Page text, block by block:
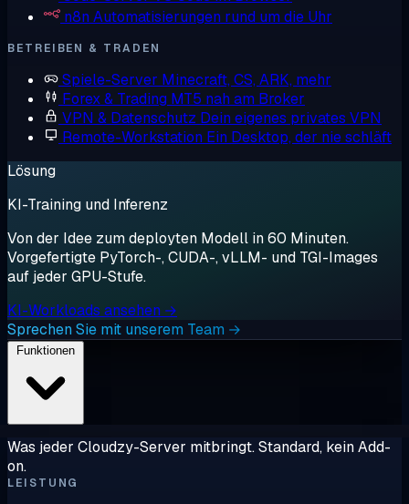
n8n Automatisierungen rund um die Uhr
BETREIBEN & TRADEN
Spiele-Server Minecraft, CS, ARK, mehr
Forex & Trading MT5 nah am Broker
VPN & Datenschutz Dein eigenes privates VPN
Remote-Workstation Ein Desktop, der nie schläft
Lösung
KI-Training und Inferenz
Von der Idee zum deployten Modell in 60 Minuten.
Vorgefertigte PyTorch-, CUDA-, vLLM- und TGI-Images
auf jeder GPU-Stufe.
KI-Workloads ansehen →
Sprechen Sie mit unserem Team →
Was jeder Cloudzy-Server mitbringt. Standard, kein Add-
on.
LEISTUNG